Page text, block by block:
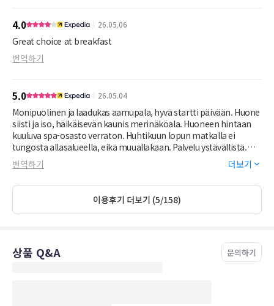
4.0 26.05.06
Great choice at breakfast
번역하기
5.0 26.05.04
Monipuolinen ja laadukas aamupala, hyvä startti päivään. Huone
siisti ja iso, häikäisevän kaunis merinäköala. Huoneen hintaan
kuuluva spa-osasto verraton. Huhtikuun lopun matkalla ei
tungosta allasalueella, eikä muuallakaan. Palvelu ystävällistä.
Hotellin sijainti oli loistava, sopivan matkan päässä vanhasta
kaupungista.
번역하기 더보기
이용후기 더보기 (5/158)
상품 Q&A 문의하기